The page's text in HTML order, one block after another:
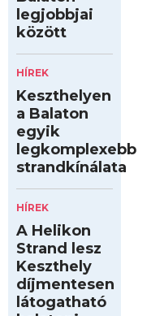
legjobbjai
között
HÍREK
Keszthelyen
a Balaton
egyik
legkomplexebb
strandkínálata
HÍREK
A Helikon
Strand lesz
Keszthely
díjmentesen
látogatható